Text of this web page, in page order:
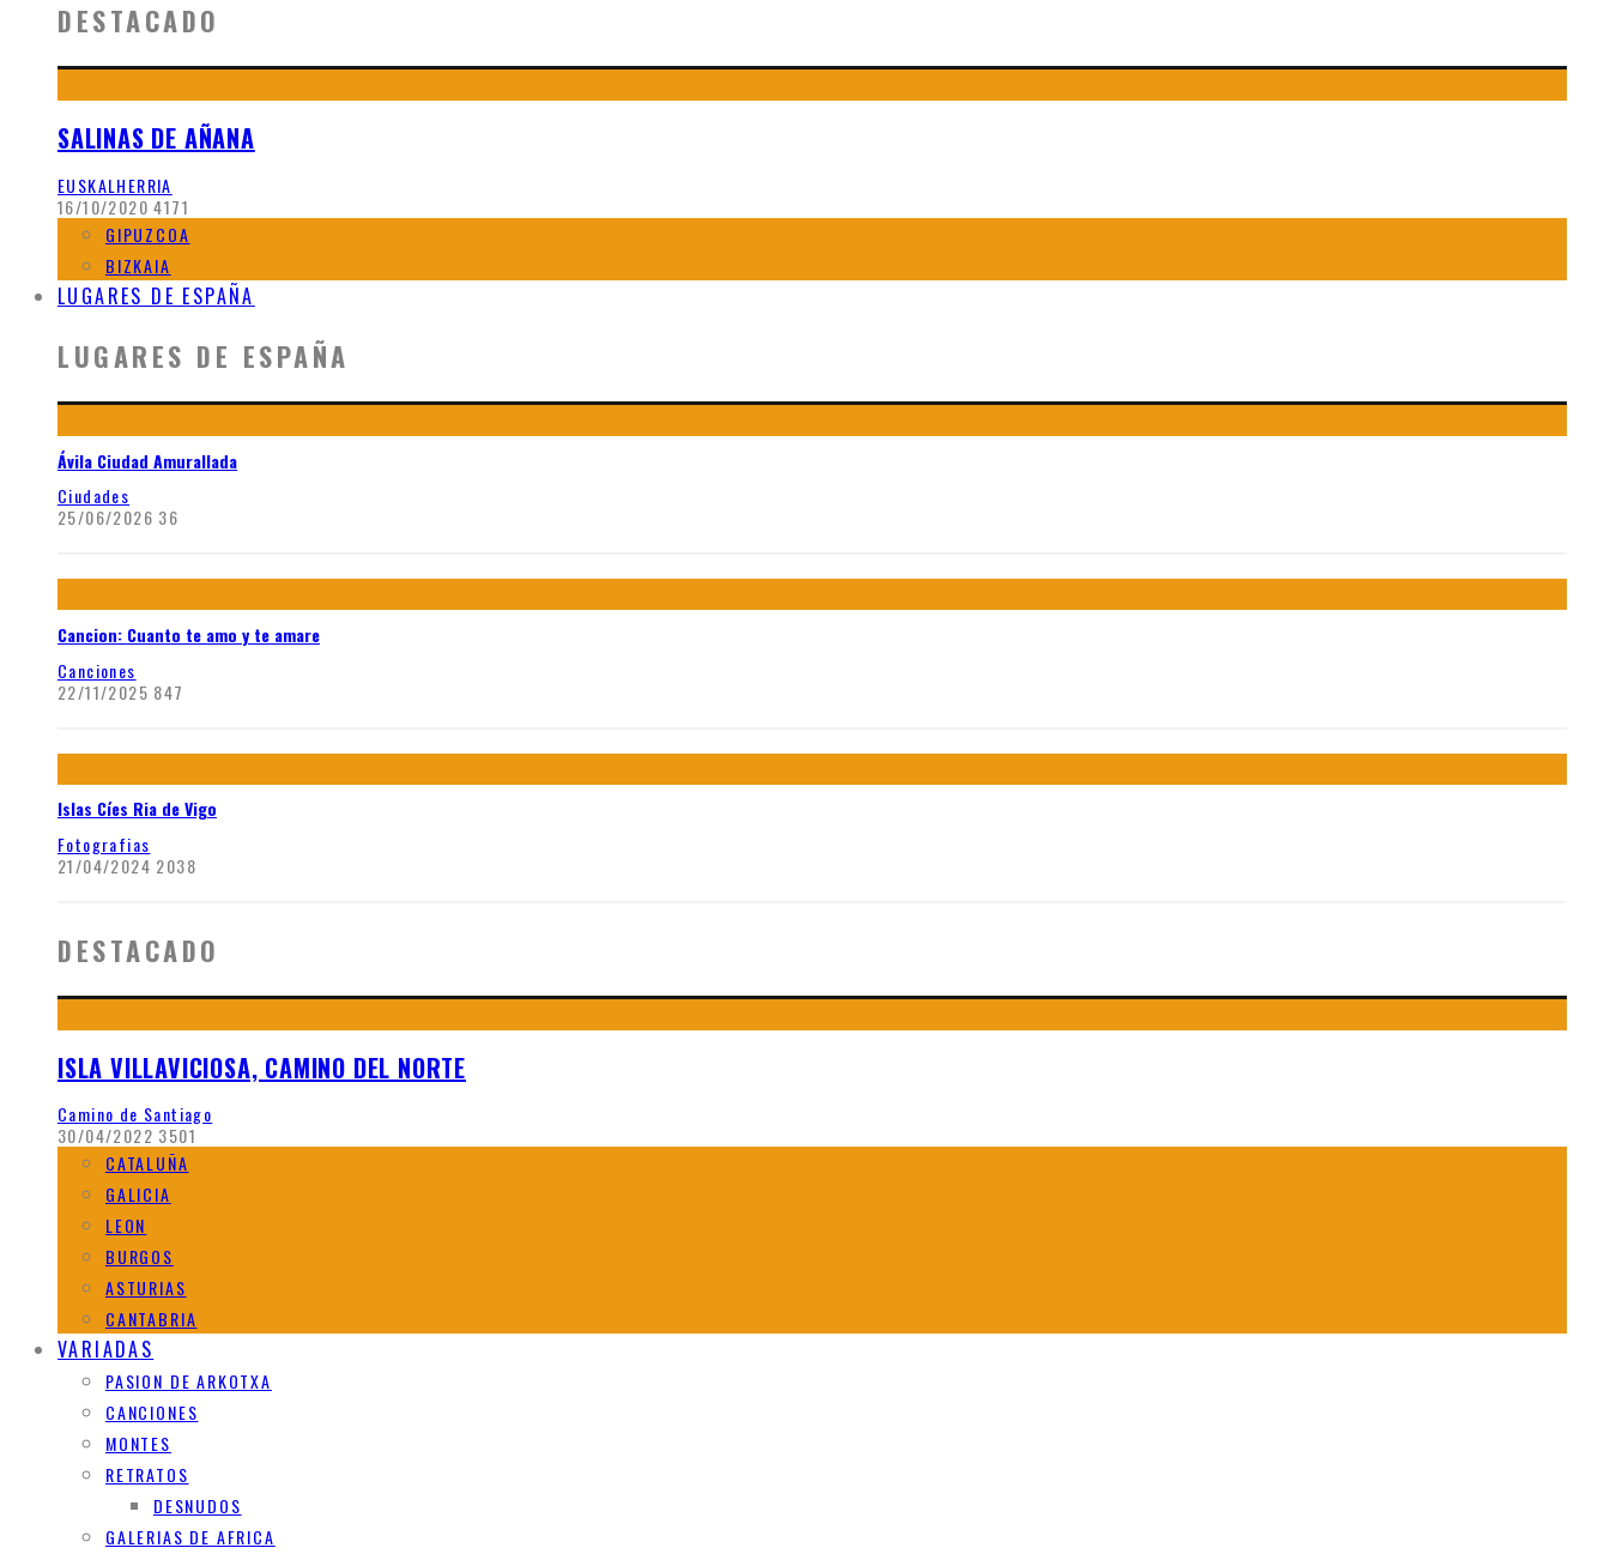
DESTACADO
SALINAS DE AÑANA
EUSKALHERRIA
16/10/2020 4171
GIPUZCOA
BIZKAIA
LUGARES DE ESPAÑA
LUGARES DE ESPAÑA
Ávila Ciudad Amurallada
Ciudades
25/06/2026 36
Cancion: Cuanto te amo y te amare
Canciones
22/11/2025 847
Islas Cíes Ria de Vigo
Fotografias
21/04/2024 2038
DESTACADO
ISLA VILLAVICIOSA, CAMINO DEL NORTE
Camino de Santiago
30/04/2022 3501
CATALUÑA
GALICIA
LEON
BURGOS
ASTURIAS
CANTABRIA
VARIADAS
PASION DE ARKOTXA
CANCIONES
MONTES
RETRATOS
DESNUDOS
GALERIAS DE AFRICA